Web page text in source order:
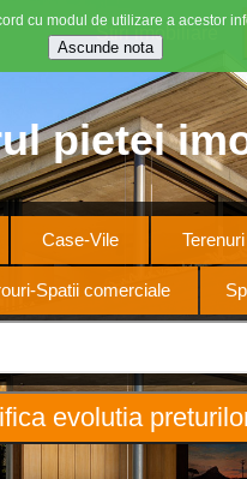
Stiri imobiliare
pietei
Case-Vile Terenuri
Spatii comerciale
cu modul de utilizare a acestor